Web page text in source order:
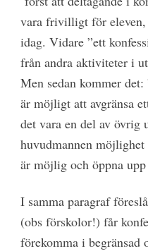
vara frivilligt för
idag. Vidare ”ett
från andra aktiviteter i
Men sedan kommer
är möjligt att avgränsa
det vara en del av övrig
huvudmannen
är möjlig och öppna
I samma paragraf
(obs förskolor!) får
förekomma i